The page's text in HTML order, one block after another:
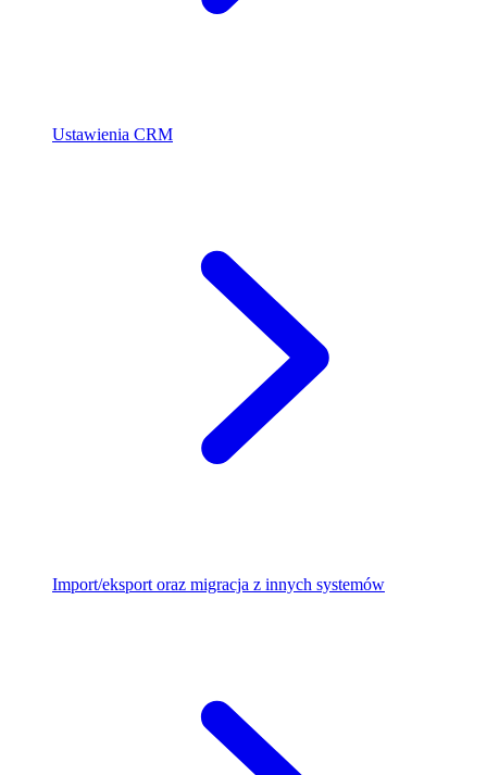
Ustawienia CRM
Import/eksport oraz migracja z innych systemów